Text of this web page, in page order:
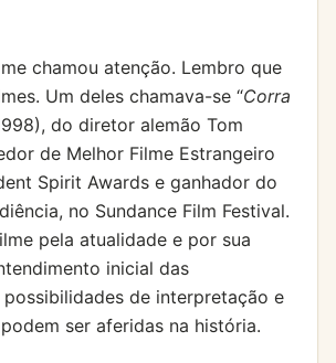
chamou atenção. Lembro que
Um deles chamava-se “Corra
do diretor alemão Tom
de Melhor Filme Estrangeiro
Spirit Awards e ganhador do
no Sundance Film Festival.
pela atualidade e por sua
inicial das
possibilidades de interpretação e
ser aferidas na história.